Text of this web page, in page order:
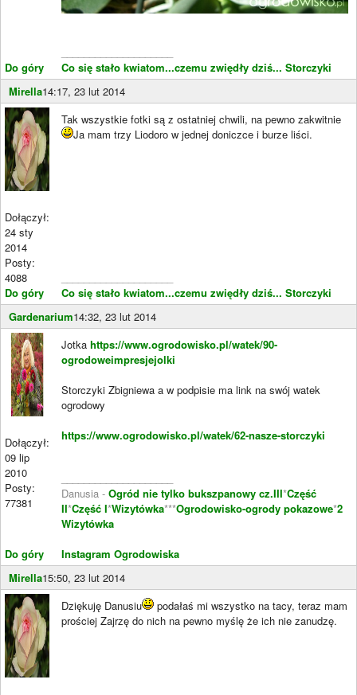
Do góry
Co się stało kwiatom...czemu zwiędły dziś... Storczyki
Mirella14:17, 23 lut 2014
Dołączył:
24 sty
2014
Posty:
4088
Do góry
Tak wszystkie fotki są z ostatniej chwili, na pewno zakwitnie
Ja mam trzy Liodoro w jednej doniczce i burze liści.
Co się stało kwiatom...czemu zwiędły dziś... Storczyki
Gardenarium14:32, 23 lut 2014
Dołączył:
09 lip
2010
Posty:
77381
Do góry
Jotka https://www.ogrodowisko.pl/watek/90-
ogrodoweimpresjejolki
Storczyki Zbigniewa a w podpisie ma link na swój watek
ogrodowy
https://www.ogrodowisko.pl/watek/62-nasze-storczyki
Danusia - Ogród nie tylko bukszpanowy cz.III*Część
II*Część I*Wizytówka***Ogrodowisko-ogrody pokazowe*2
Wizytówka
Instagram Ogrodowiska
Mirella15:50, 23 lut 2014
Dziękuję Danusiu
podałaś mi wszystko na tacy, teraz mam
prościej Zajrzę do nich na pewno myślę że ich nie zanudzę.